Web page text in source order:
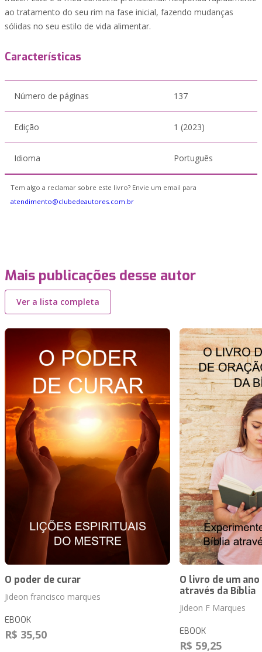
ao tratamento do seu rim na fase inicial, fazendo mudanças
sólidas no seu estilo de vida alimentar.
Características
Número de páginas 137
Edição 1 (2023)
Idioma Português
Tem algo a reclamar sobre este livro? Envie um email para
atendimento@clubedeautores.com.br
Mais publicações desse autor
Ver a lista completa
O poder de curar
Jideon francisco marques
EBOOK
R$ 35,50
O livro de um
através da Bíblia
Jideon F Marques
EBOOK
R$ 59,25